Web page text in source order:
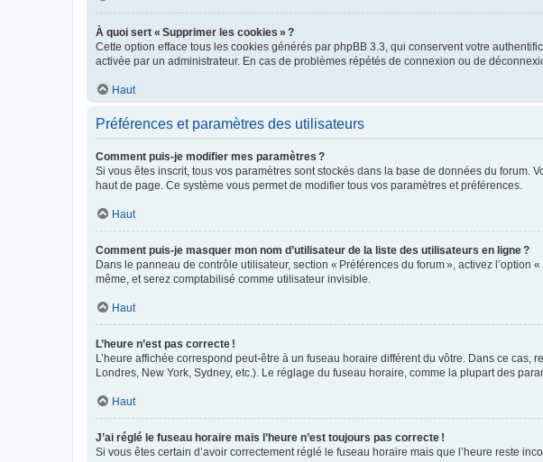
À quoi sert « Supprimer les cookies » ?
Cette option efface tous les cookies générés par phpBB 3.3, qui conservent votre
activée par un administrateur. En cas de problèmes répétés de connexion ou de
Haut
Préférences et paramètres des utilisateurs
Comment puis-je modifier mes paramètres ?
Si vous êtes inscrit, tous vos paramètres sont stockés dans la base de données du
haut de page. Ce système vous permet de modifier tous vos paramètres et préférences.
Haut
Comment puis-je masquer mon nom d’utilisateur de la liste des utilisateurs en ligne ?
Dans le panneau de contrôle utilisateur, section « Préférences du forum », activez
même, et serez comptabilisé comme utilisateur invisible.
Haut
L’heure n’est pas correcte !
L’heure affichée correspond peut-être à un fuseau horaire différent du vôtre. Dans ce
Londres, New York, Sydney, etc.). Le réglage du fuseau horaire, comme la plupart des
Haut
J’ai réglé le fuseau horaire mais l’heure n’est toujours pas correcte !
Si vous êtes certain d’avoir correctement réglé le fuseau horaire mais que l’heure reste